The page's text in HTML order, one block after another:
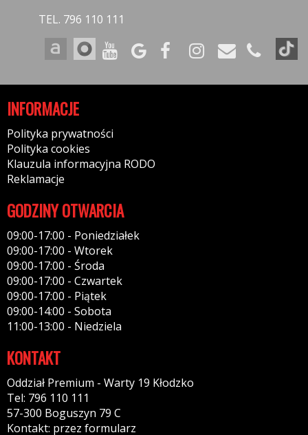
TEL. 796 110 111
INFORMACJE
Polityka prywatności
Polityka cookies
Klauzula informacyjna RODO
Reklamacje
GODZINY OTWARCIA
09:00-17:00 - Poniedziałek
09:00-17:00 - Wtorek
09:00-17:00 - Środa
09:00-17:00 - Czwartek
09:00-17:00 - Piątek
09:00-14:00 - Sobota
11:00-13:00 - Niedziela
KONTAKT
Oddział Premium - Warty 19 Kłodzko
Tel: 796 110 111
57-300 Boguszyn 79 C
Kontakt: przez formularz